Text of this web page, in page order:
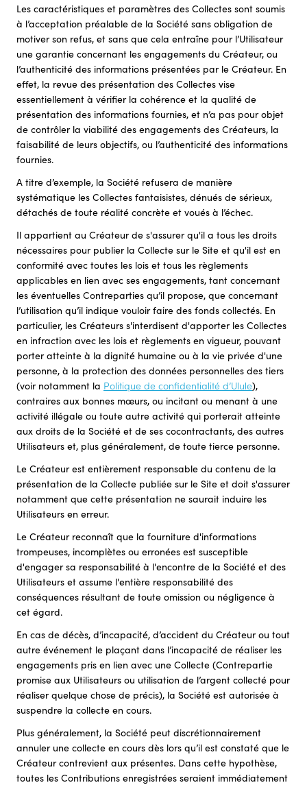
Les caractéristiques et paramètres des Collectes sont soumis
à l’acceptation préalable de la Société sans obligation de
motiver son refus, et sans que cela entraîne pour l’Utilisateur
une garantie concernant les engagements du Créateur, ou
l’authenticité des informations présentées par le Créateur. En
effet, la revue des présentation des Collectes vise
essentiellement à vérifier la cohérence et la qualité de
présentation des informations fournies, et n’a pas pour objet
de contrôler la viabilité des engagements des Créateurs, la
faisabilité de leurs objectifs, ou l’authenticité des informations
fournies.
A titre d’exemple, la Société refusera de manière
systématique les Collectes fantaisistes, dénués de sérieux,
détachés de toute réalité concrète et voués à l’échec.
Il appartient au Créateur de s'assurer qu'il a tous les droits
nécessaires pour publier la Collecte sur le Site et qu'il est en
conformité avec toutes les lois et tous les règlements
applicables en lien avec ses engagements, tant concernant
les éventuelles Contreparties qu’il propose, que concernant
l’utilisation qu’il indique vouloir faire des fonds collectés. En
particulier, les Créateurs s'interdisent d'apporter les Collectes
en infraction avec les lois et règlements en vigueur, pouvant
porter atteinte à la dignité humaine ou à la vie privée d'une
personne, à la protection des données personnelles des tiers
(voir notamment la Politique de confidentialité d’Ulule),
contraires aux bonnes mœurs, ou incitant ou menant à une
activité illégale ou toute autre activité qui porterait atteinte
aux droits de la Société et de ses cocontractants, des autres
Utilisateurs et, plus généralement, de toute tierce personne.
Le Créateur est entièrement responsable du contenu de la
présentation de la Collecte publiée sur le Site et doit s'assurer
notamment que cette présentation ne saurait induire les
Utilisateurs en erreur.
Le Créateur reconnaît que la fourniture d'informations
trompeuses, incomplètes ou erronées est susceptible
d'engager sa responsabilité à l'encontre de la Société et des
Utilisateurs et assume l'entière responsabilité des
conséquences résultant de toute omission ou négligence à
cet égard.
En cas de décès, d’incapacité, d’accident du Créateur ou tout
autre événement le plaçant dans l’incapacité de réaliser les
engagements pris en lien avec une Collecte (Contrepartie
promise aux Utilisateurs ou utilisation de l’argent collecté pour
réaliser quelque chose de précis), la Société est autorisée à
suspendre la collecte en cours.
Plus généralement, la Société peut discrétionnairement
annuler une collecte en cours dès lors qu’il est constaté que le
Créateur contrevient aux présentes. Dans cette hypothèse,
toutes les Contributions enregistrées seraient immédiatement